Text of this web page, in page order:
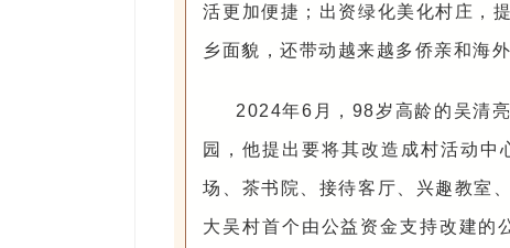
活更加便捷；出资绿化美化村庄，
乡面貌，还带动越来越多侨亲和海
2024年6月，98岁高龄的吴清
园，他提出要将其改造成村活动中
场、茶书院、接待客厅、兴趣教室
大吴村首个由公益资金支持改建的